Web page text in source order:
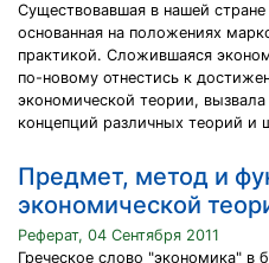
Существовавшая в нашей
основанная на положениях
практикой. Сложившаяся
по-новому отнестись к
экономической теории,
концепций различных теорий и
Предмет, метод и
экономической
Реферат, 04 Сентября 2011
Греческое слово "экономика" в